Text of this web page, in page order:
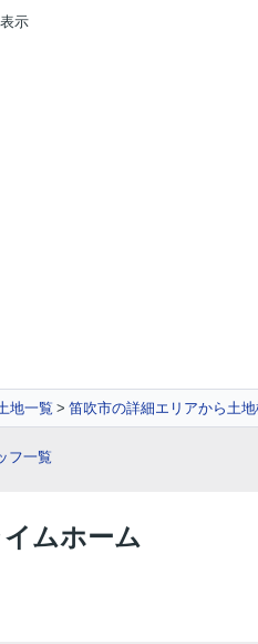
示
地一覧 笛吹市の詳細エリアから土
フ一覧
ムホーム